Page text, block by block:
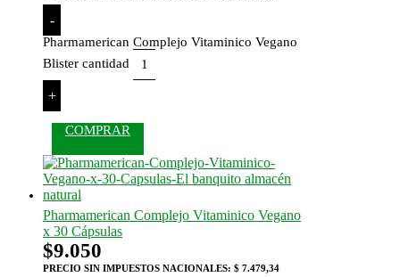
-
Pharmamerican Complejo Vitaminico Vegano
Blister cantidad
+
COMPRAR
Pharmamerican Complejo Vitaminico Vegano
x 30 Cápsulas
$9.050
PRECIO SIN IMPUESTOS NACIONALES: $ 7.479,34